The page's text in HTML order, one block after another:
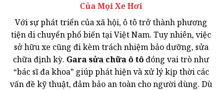
Của Mọi Xe Hơi
Với sự phát triển của xã hội, ô tô trở thành phương
tiện di chuyển phổ biến tại Việt Nam. Tuy nhiên, việc
sở hữu xe cũng đi kèm trách nhiệm bảo dưỡng, sửa
chữa định kỳ. Gara sửa chữa ô tôđóng vai trò như
“bác sĩ đa khoa” giúp phát hiện và xử lý kịp thời các
vấn đề kỹ thuật, đảm bảo an toàn cho người dùng. Dù